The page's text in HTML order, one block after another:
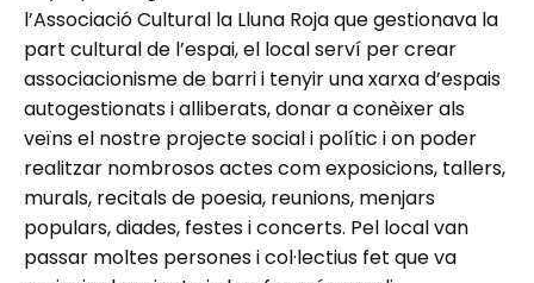
l’Associació Cultural la Lluna Roja que gestionava la
part cultural de l’espai, el local serví per crear
associacionisme de barri i tenyir una xarxa d’espais
autogestionats i alliberats, donar a conèixer als
veïns el nostre projecte social i polític i on poder
realitzar nombrosos actes com exposicions, tallers,
murals, recitals de poesia, reunions, menjars
populars, diades, festes i concerts. Pel local van
passar moltes persones i col·lectius fet que va